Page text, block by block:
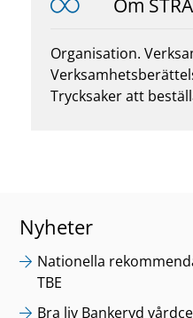
Om
Organisation.
Trycksaker att
Nyheter
Nationella
TBE
Bra liv Bankeryd